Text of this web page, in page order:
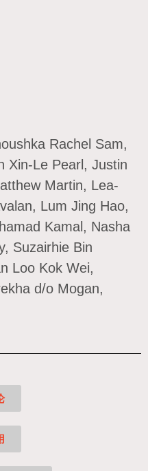
Rachel Sam,
Xin-Le Pearl, Justin
Martin, Lea-
Lum Jing Hao,
Kamal, Nasha
Suzairhie Bin
Loo Kok Wei,
d/o Mogan,